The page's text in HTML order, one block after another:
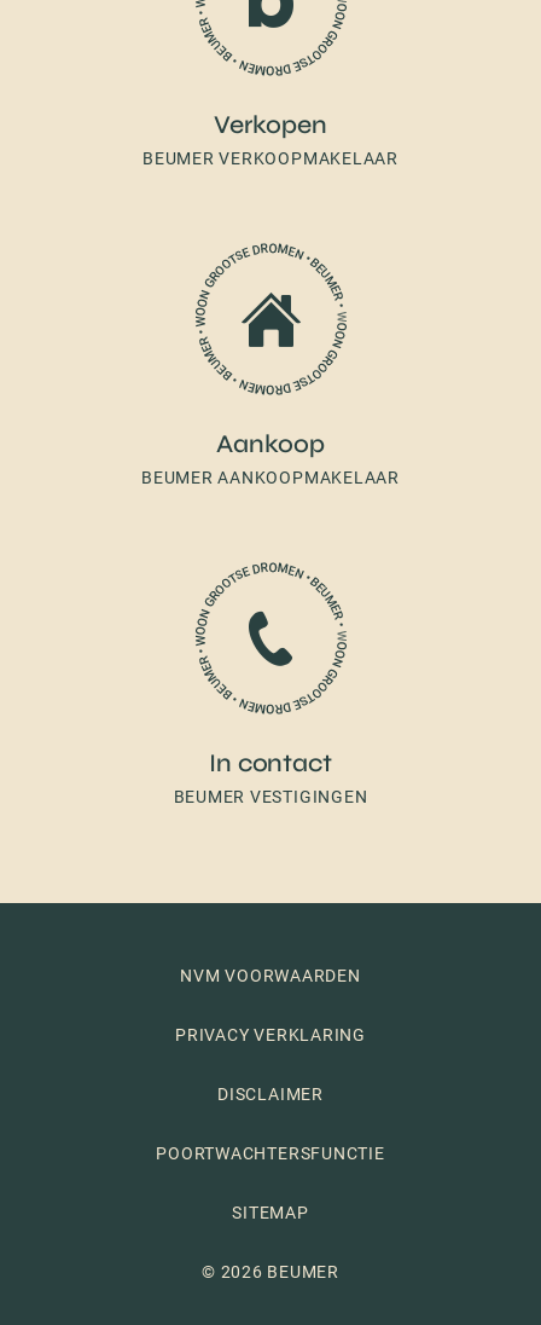
Verkopen
BEUMER VERKOOPMAKELAAR
Aankoop
BEUMER AANKOOPMAKELAAR
In contact
BEUMER VESTIGINGEN
NVM VOORWAARDEN
PRIVACY VERKLARING
DISCLAIMER
POORTWACHTERSFUNCTIE
SITEMAP
© 2026 BEUMER